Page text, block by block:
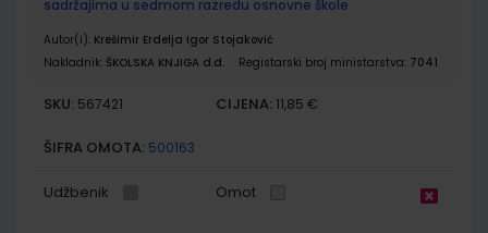
sadržajima u sedmom razredu osnovne škole
Autor(i): Krešimir Erdelja Igor Stojaković
Nakladnik: ŠKOLSKA KNJIGA d.d. Registarski broj ministarstva: 7041
SKU: 567421 CIJENA: 11,85 €
ŠIFRA OMOTA: 500163
Udžbenik Omot